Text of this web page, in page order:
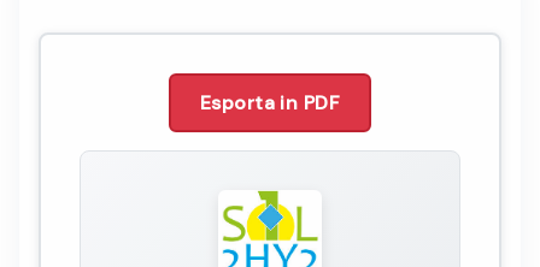
Esporta in PDF